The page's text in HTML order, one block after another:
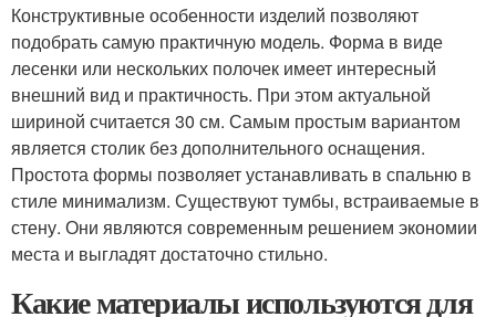
Конструктивные особенности изделий позволяют
подобрать самую практичную модель. Форма в виде
лесенки или нескольких полочек имеет интересный
внешний вид и практичность. При этом актуальной
шириной считается 30 см. Самым простым вариантом
является столик без дополнительного оснащения.
Простота формы позволяет устанавливать в спальню в
стиле минимализм. Существуют тумбы, встраиваемые в
стену. Они являются современным решением экономии
места и выгладят достаточно стильно.
Какие материалы используются для